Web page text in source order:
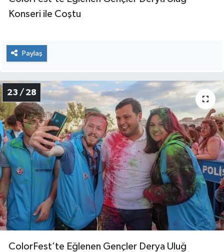
Konseri ile Coştu
Paylaş
23 / 28
ColorFest’te Eğlenen Gençler Derya Uluğ